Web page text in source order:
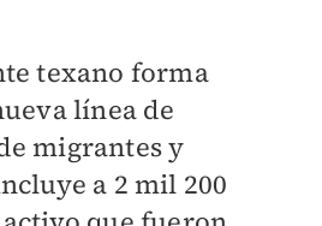
texano forma
línea de
migrantes y
a 2 mil 200